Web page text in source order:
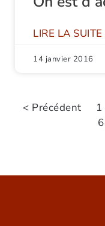
LIRE LA SUITE
14 janvier 2016
< Précédent 1